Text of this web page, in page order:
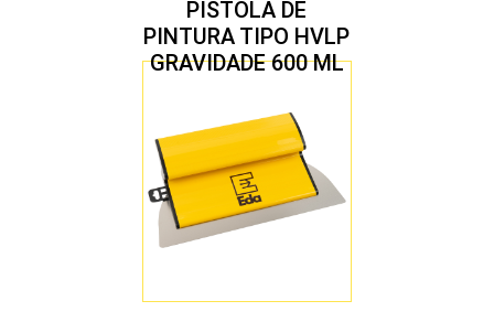
PISTOLA DE
PINTURA TIPO HVLP
GRAVIDADE 600 ML
1,7 MM